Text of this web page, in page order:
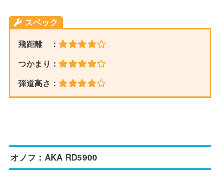
スペック
飛距離 ：
つかまり：
弾道高さ：
オノフ：AKA RD5900